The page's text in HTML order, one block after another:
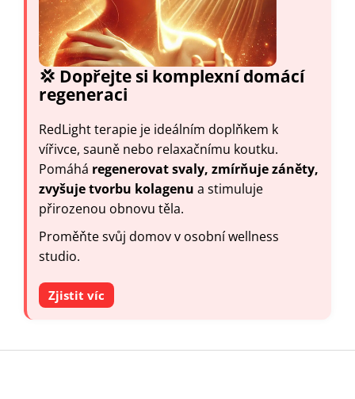
💢 Dopřejte si komplexní domácí
regeneraci
RedLight terapie je ideálním doplňkem k
vířivce, sauně nebo relaxačnímu koutku.
Pomáhá regenerovat svaly, zmírňuje záněty,
zvyšuje tvorbu kolagenu a stimuluje
přirozenou obnovu těla.
Proměňte svůj domov v osobní wellness
studio.
Zjistit víc
Z